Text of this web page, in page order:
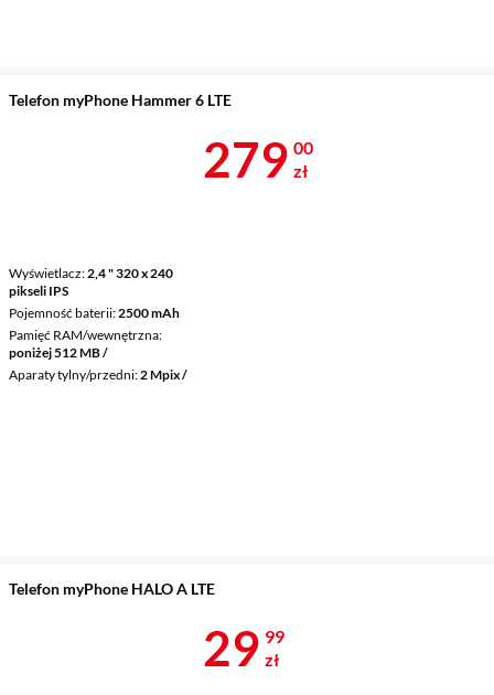
Telefon myPhone Hammer 6 LTE
Wyświetlacz 2,4 " 320 x 240
pikseli IPS
Pojemność baterii 2500 mAh
Pamięć RAM/wewnętrzna
poniżej 512 MB /
Aparaty tylny/przedni 2 Mpix /
Cena 279 zł
279 00
zł
Telefon myPhone HALO A LTE
Cena 29,99
29 99
zł